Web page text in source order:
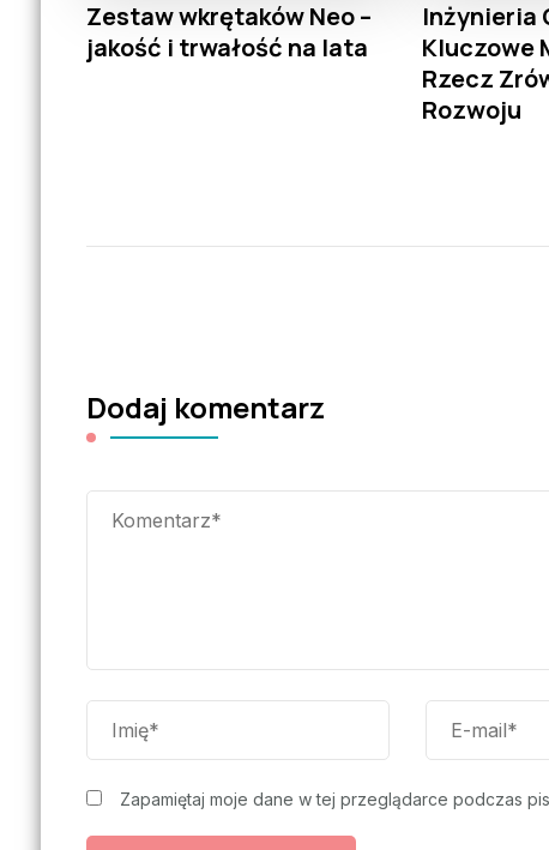
Zestaw wkrętaków Neo –
jakość i trwałość na lata
Inżynieria
Kluczowe
Rzecz
Rozwoju
Dodaj komentarz
Zapamiętaj moje dane w tej przeglądarce podczas